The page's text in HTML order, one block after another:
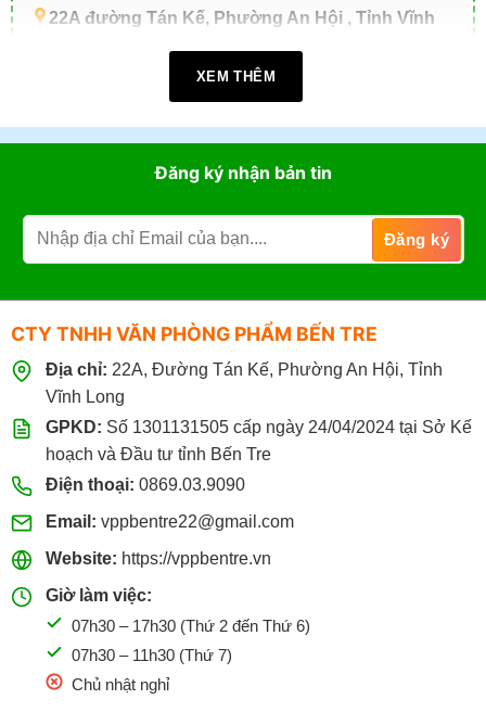
22A đường Tán Kế, Phường An Hội , Tỉnh Vĩnh
07h30 - 17h30(Từ: Thứ 2 đến Thứ 7,
Đặt mua online tại website https://vppbentre.vn
Đặt mua qua điện thoại:
0869.03.9090
096.339.3566
XEM THÊM
Đăng ký nhận bản tin
CTY TNHH VĂN PHÒNG PHẨM BẾN TRE
Địa chỉ: 22A, Đường Tán Kế, Phường An Hội, Tỉnh
Vĩnh Long
GPKD: Số 1301131505 cấp ngày 24/04/2024 tại Sở Kế
hoạch và Đầu tư tỉnh Bến Tre
Điện thoại: 0869.03.9090
Email: vppbentre22@gmail.com
Website: https://vppbentre.vn
Giờ làm việc:
07h30 – 17h30 (Thứ 2 đến Thứ 6)
07h30 – 11h30 (Thứ 7)
Chủ nhật nghỉ